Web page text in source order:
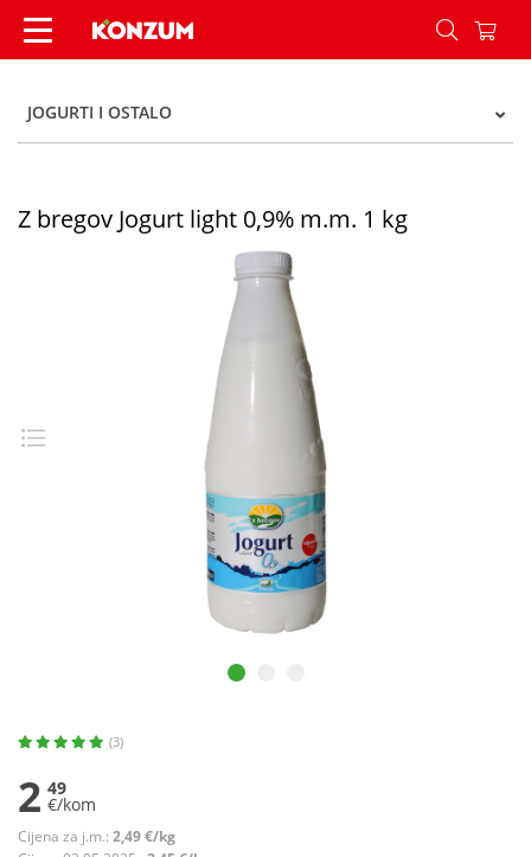
Z bregov Jogurt light 0,9% m.m. 1 kg - Konzum
JOGURTI I OSTALO
Z bregov Jogurt light 0,9% m.m. 1 kg
(3)
2 49
€/kom
Cijena za j.m.: 2,49 €/kg